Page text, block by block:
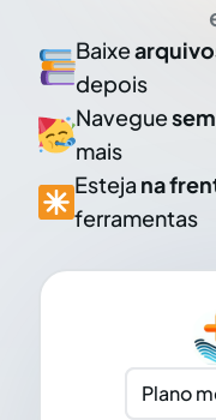
Baixe
depois
Navegue
mais
Esteja na
ferramentas
Plano